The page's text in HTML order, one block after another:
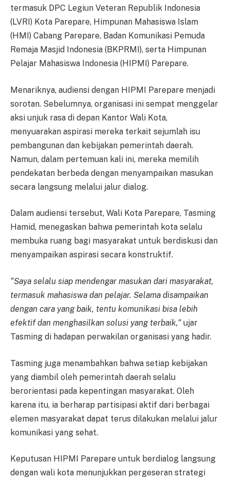
termasuk DPC Legiun Veteran Republik Indonesia
(LVRI) Kota Parepare, Himpunan Mahasiswa Islam
(HMI) Cabang Parepare, Badan Komunikasi Pemuda
Remaja Masjid Indonesia (BKPRMI), serta Himpunan
Pelajar Mahasiswa Indonesia (HIPMI) Parepare.
Menariknya, audiensi dengan HIPMI Parepare menjadi
sorotan. Sebelumnya, organisasi ini sempat menggelar
aksi unjuk rasa di depan Kantor Wali Kota,
menyuarakan aspirasi mereka terkait sejumlah isu
pembangunan dan kebijakan pemerintah daerah.
Namun, dalam pertemuan kali ini, mereka memilih
pendekatan berbeda dengan menyampaikan masukan
secara langsung melalui jalur dialog.
Dalam audiensi tersebut, Wali Kota Parepare, Tasming
Hamid, menegaskan bahwa pemerintah kota selalu
membuka ruang bagi masyarakat untuk berdiskusi dan
menyampaikan aspirasi secara konstruktif.
“Saya selalu siap mendengar masukan dari masyarakat,
termasuk mahasiswa dan pelajar. Selama disampaikan
dengan cara yang baik, tentu komunikasi bisa lebih
efektif dan menghasilkan solusi yang terbaik,” ujar
Tasming di hadapan perwakilan organisasi yang hadir.
Tasming juga menambahkan bahwa setiap kebijakan
yang diambil oleh pemerintah daerah selalu
berorientasi pada kepentingan masyarakat. Oleh
karena itu, ia berharap partisipasi aktif dari berbagai
elemen masyarakat dapat terus dilakukan melalui jalur
komunikasi yang sehat.
Keputusan HIPMI Parepare untuk berdialog langsung
dengan wali kota menunjukkan pergeseran strategi